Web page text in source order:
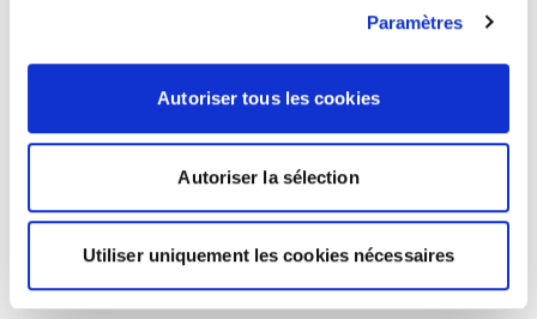
Paramètres
Autoriser tous les cookies
Autoriser la sélection
Utiliser uniquement les cookies nécessaires